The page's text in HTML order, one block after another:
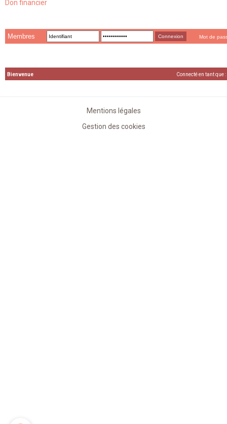
Don financier
Membres Mot de
Bienvenue Connecté en tant que :
Mentions légales
Gestion des cookies